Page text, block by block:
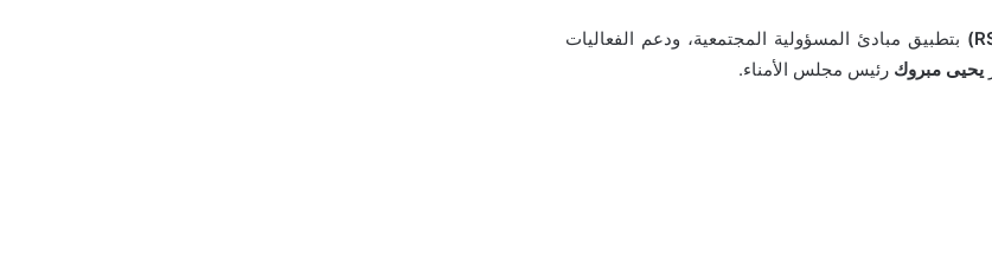
بتطبيق مبادئ المسؤولية المجتمعية، ودعم الفعاليات
يحيى مبروك رئيس مجلس الأمناء.